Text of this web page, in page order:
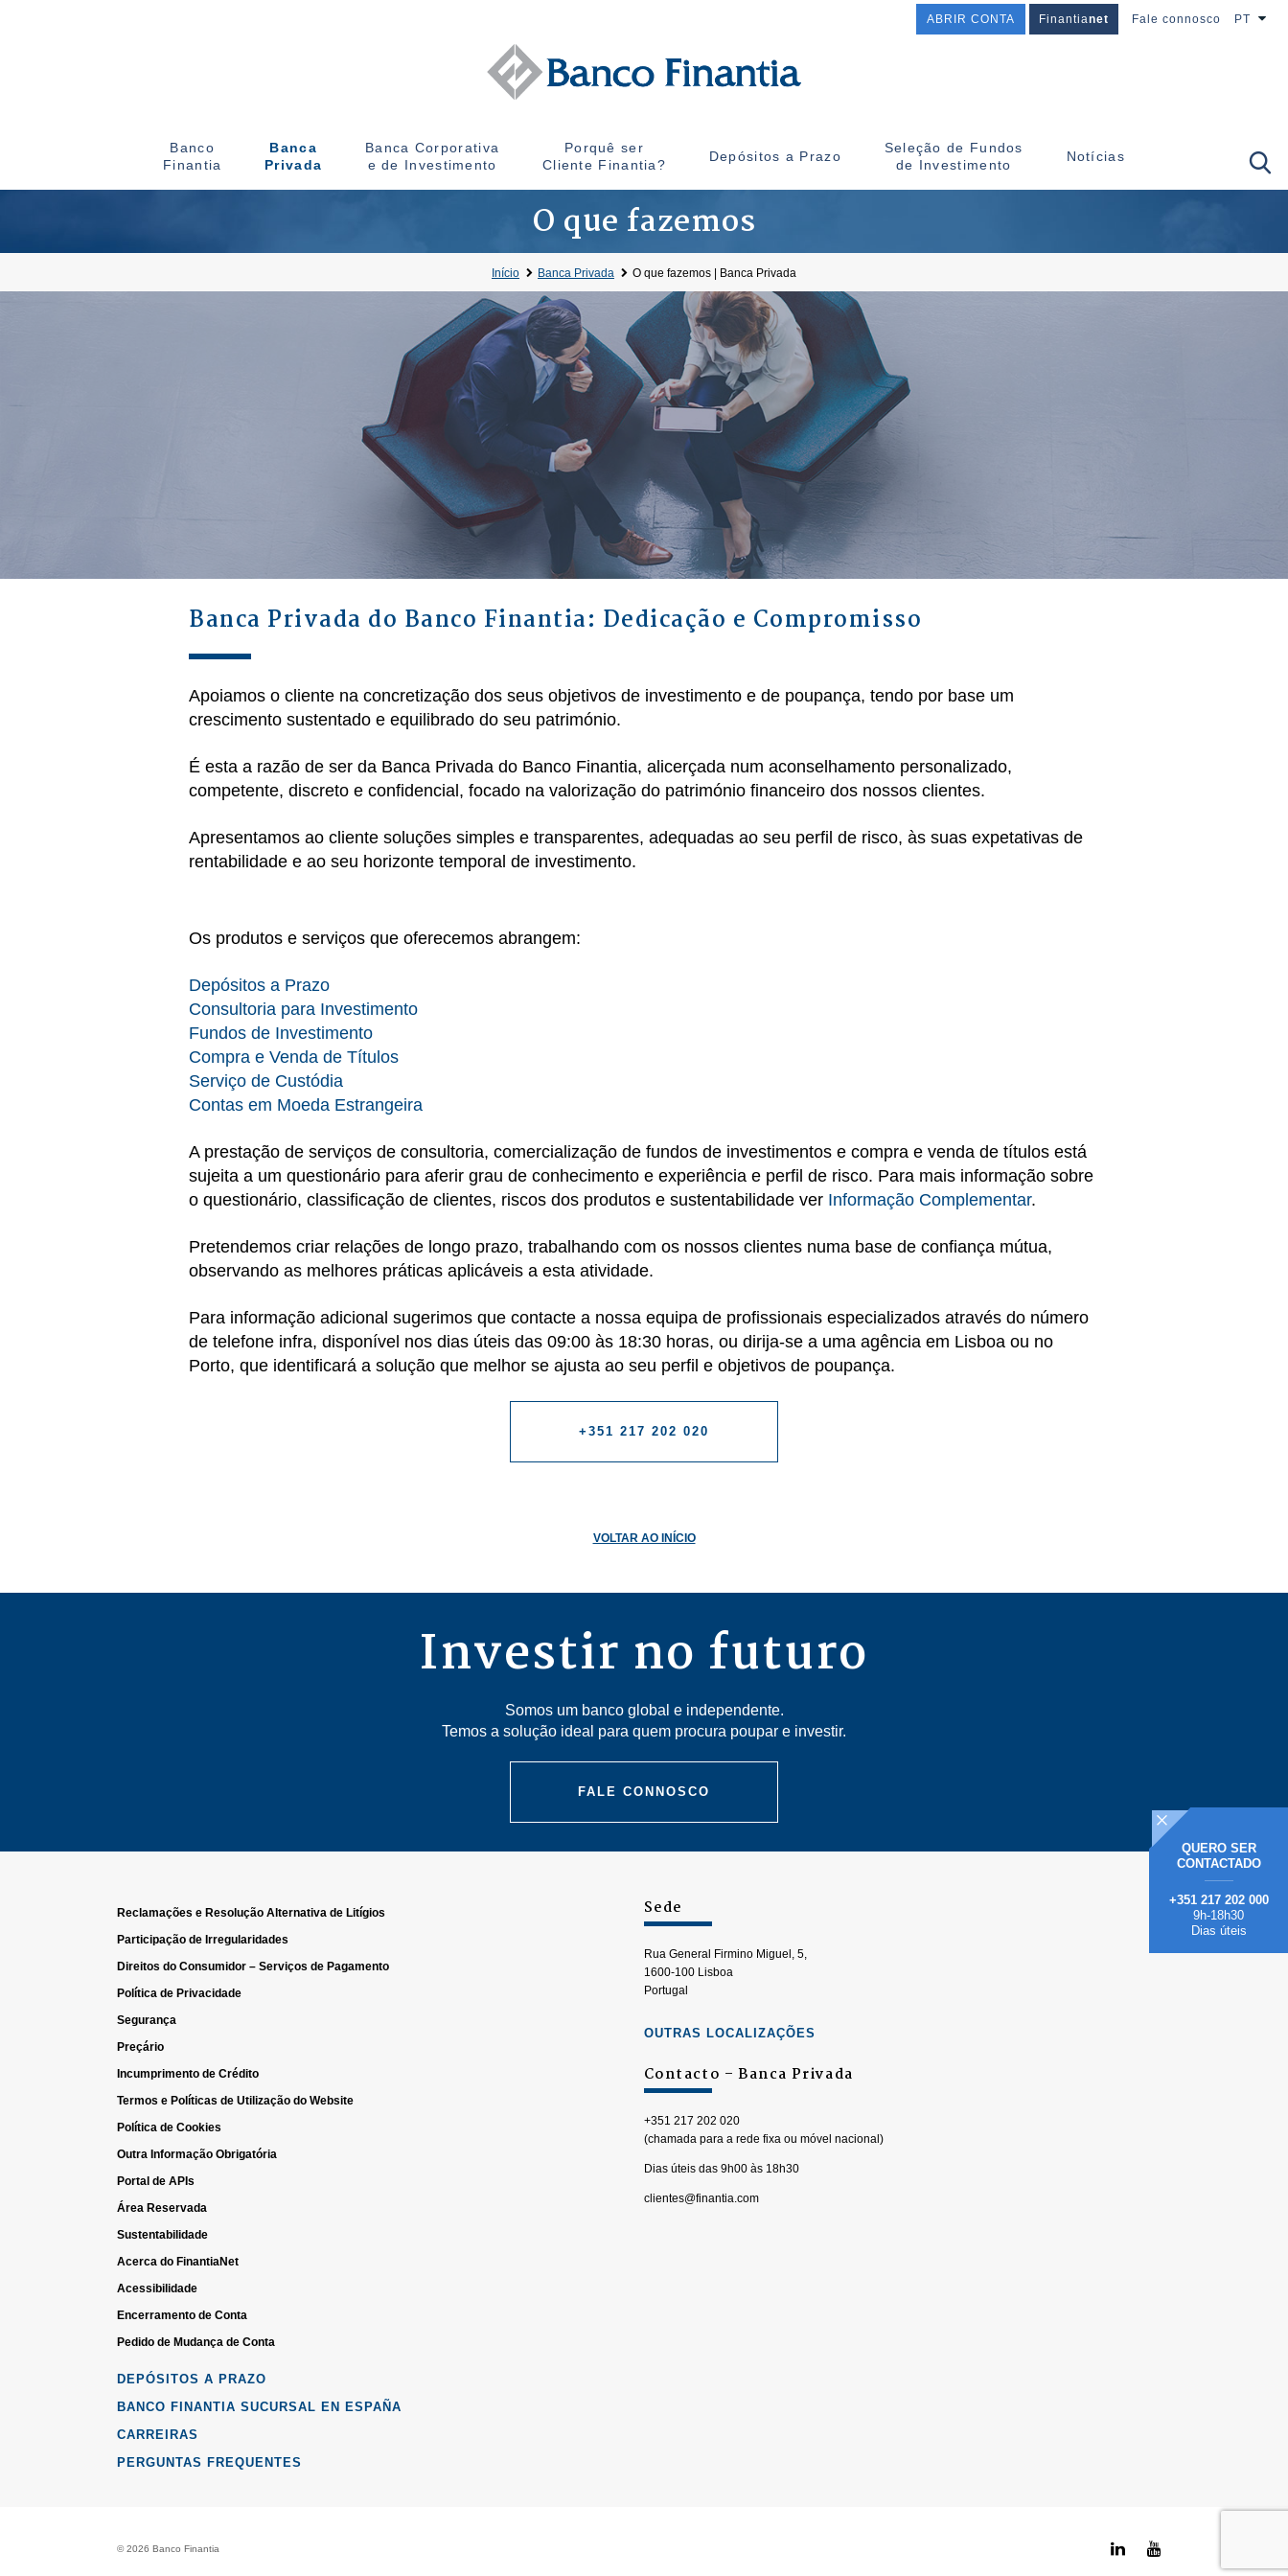
Banco
Finantia
Banca
Privada
Banca Corporativa
e de Investimento
Porquê ser
Cliente Finantia?
Depósitos a Prazo
Seleção de Fundos
de Investimento
Notícias
ABRIR CONTA Finantianet Fale connosco PT
O que fazemos
Início Banca Privada O que fazemos | Banca Privada
Banca Privada do Banco Finantia: Dedicação e Compromisso
Apoiamos o cliente na concretização dos seus objetivos de investimento e de poupança, tendo por base um
crescimento sustentado e equilibrado do seu património.
É esta a razão de ser da Banca Privada do Banco Finantia, alicerçada num aconselhamento personalizado,
competente, discreto e confidencial, focado na valorização do património financeiro dos nossos clientes.
Apresentamos ao cliente soluções simples e transparentes, adequadas ao seu perfil de risco, às suas expetativas de
rentabilidade e ao seu horizonte temporal de investimento.
Os produtos e serviços que oferecemos abrangem:
Depósitos a Prazo
Consultoria para Investimento
Fundos de Investimento
Compra e Venda de Títulos
Serviço de Custódia
Contas em Moeda Estrangeira
A prestação de serviços de consultoria, comercialização de fundos de investimentos e compra e venda de títulos está
sujeita a um questionário para aferir grau de conhecimento e experiência e perfil de risco. Para mais informação sobre
o questionário, classificação de clientes, riscos dos produtos e sustentabilidade ver Informação Complementar.
Pretendemos criar relações de longo prazo, trabalhando com os nossos clientes numa base de confiança mútua,
observando as melhores práticas aplicáveis a esta atividade.
Para informação adicional sugerimos que contacte a nossa equipa de profissionais especializados através do número
de telefone infra, disponível nos dias úteis das 09:00 às 18:30 horas, ou dirija-se a uma agência em Lisboa ou no
Porto, que identificará a solução que melhor se ajusta ao seu perfil e objetivos de poupança.
+351 217 202 020
VOLTAR AO INÍCIO
Investir no futuro
Somos um banco global e independente.
Temos a solução ideal para quem procura poupar e investir.
FALE CONNOSCO
QUERO SER
CONTACTADO
+351 217 202 000
9h-18h30
Dias úteis
Reclamações e Resolução Alternativa de Litígios
Participação de Irregularidades
Direitos do Consumidor – Serviços de Pagamento
Política de Privacidade
Segurança
Preçário
Incumprimento de Crédito
Termos e Políticas de Utilização do Website
Política de Cookies
Outra Informação Obrigatória
Portal de APIs
Área Reservada
Sustentabilidade
Acerca do FinantiaNet
Acessibilidade
Encerramento de Conta
Pedido de Mudança de Conta
DEPÓSITOS A PRAZO
BANCO FINANTIA SUCURSAL EN ESPAÑA
CARREIRAS
PERGUNTAS FREQUENTES
Sede
Rua General Firmino Miguel, 5,
1600-100 Lisboa
Portugal
OUTRAS LOCALIZAÇÕES
Contacto – Banca Privada
+351 217 202 020
(chamada para a rede fixa ou móvel nacional)
Dias úteis das 9h00 às 18h30
clientes@finantia.com
© 2026 Banco Finantia